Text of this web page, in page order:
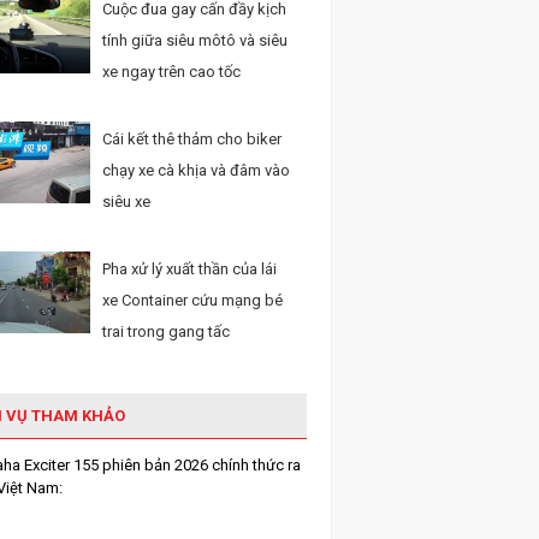
Cuộc đua gay cấn đầy kịch
tính giữa siêu môtô và siêu
xe ngay trên cao tốc
Cái kết thê thảm cho biker
chạy xe cà khịa và đâm vào
siêu xe
Pha xử lý xuất thần của lái
xe Container cứu mạng bé
trai trong gang tấc
VỤ THAM KHẢO